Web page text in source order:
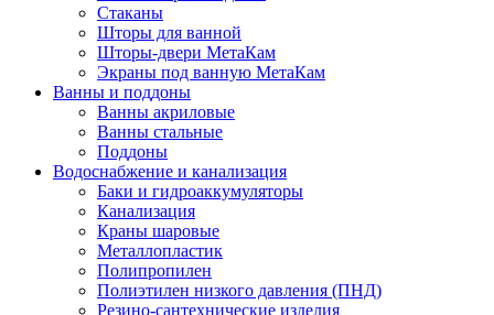
Стаканы
Шторы для ванной
Шторы-двери МетаКам
Экраны под ванную МетаКам
Ванны и поддоны
Ванны акриловые
Ванны стальные
Поддоны
Водоснабжение и канализация
Баки и гидроаккумуляторы
Канализация
Краны шаровые
Металлопластик
Полипропилен
Полиэтилен низкого давления (ПНД)
Резино-сантехнические изделия